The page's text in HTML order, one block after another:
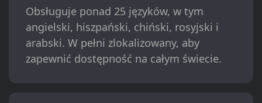
Obsługuje ponad 25 języków, w tym
angielski, hiszpański, chiński, rosyjski i
arabski. W pełni zlokalizowany, aby
zapewnić dostępność na całym świecie.